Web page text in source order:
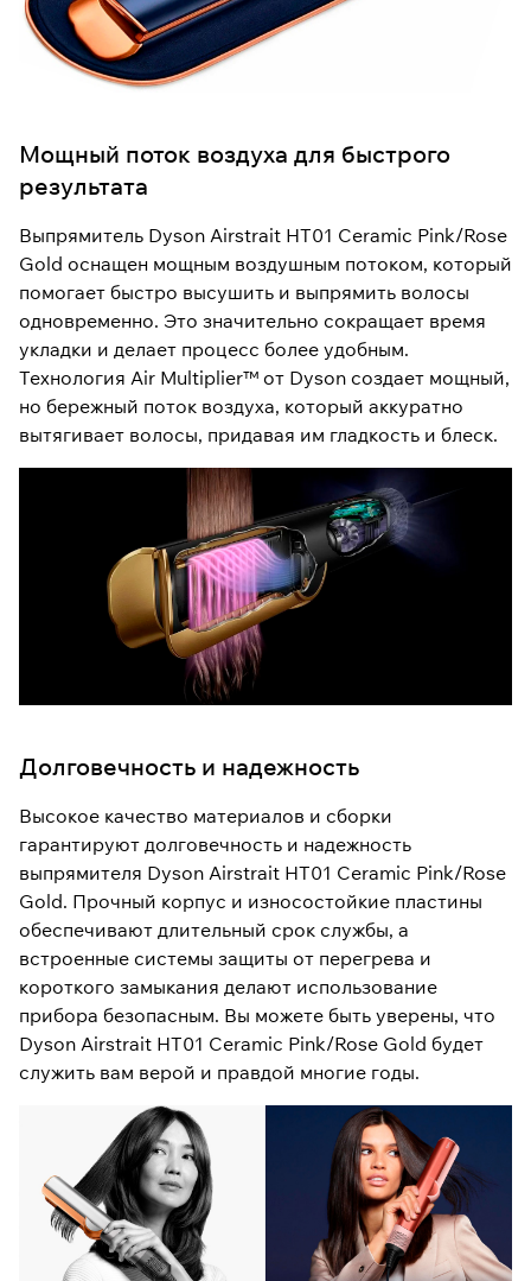
Мощный поток воздуха для быстрого
результата
Выпрямитель Dyson Airstrait HT01 Ceramic Pink/Rose
Gold оснащен мощным воздушным потоком, который
помогает быстро высушить и выпрямить волосы
одновременно. Это значительно сокращает время
укладки и делает процесс более удобным.
Технология Air Multiplier™ от Dyson создает мощный,
но бережный поток воздуха, который аккуратно
вытягивает волосы, придавая им гладкость и блеск.
Долговечность и надежность
Высокое качество материалов и сборки
гарантируют долговечность и надежность
выпрямителя Dyson Airstrait HT01 Ceramic Pink/Rose
Gold. Прочный корпус и износостойкие пластины
обеспечивают длительный срок службы, а
встроенные системы защиты от перегрева и
короткого замыкания делают использование
прибора безопасным. Вы можете быть уверены, что
Dyson Airstrait HT01 Ceramic Pink/Rose Gold будет
служить вам верой и правдой многие годы.